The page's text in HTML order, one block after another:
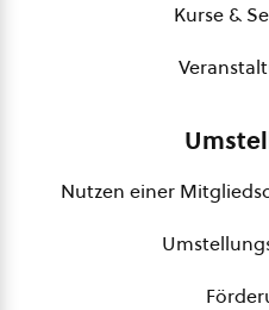
Kurse &
Nutzen einer